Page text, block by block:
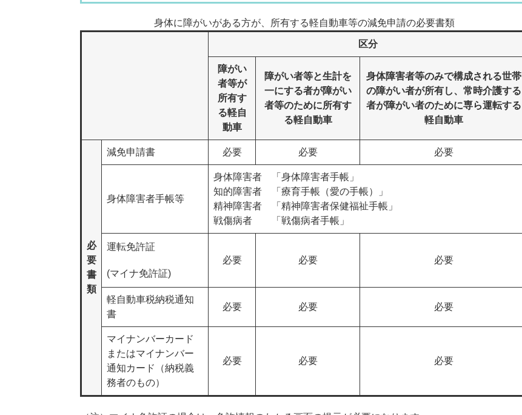
身体に障がいがある方が、所有する軽自動車等の減免申請の必要書類
区分
障がい
者等が
所有す
る軽自
動車
障がい者等と生計を
一にする者が障がい
者等のために所有す
る軽自動車
身体障害者等のみで構成される世帯
の障がい者が所有し、常時介護する
者が障がい者のために専ら運転する
軽自動車
必
要
書
類
減免申請書 必要 必要 必要
身体障害者手帳等
身体障害者 「身体障害者手帳」
知的障害者 「療育手帳（愛の手帳）」
精神障害者 「精神障害者保健福祉手帳」
戦傷病者 「戦傷病者手帳」
運転免許証
(マイナ免許証)
必要 必要 必要
軽自動車税納税通知
書
必要 必要 必要
マイナンバーカード
またはマイナンバー
通知カード（納税義
務者のもの）
必要 必要 必要